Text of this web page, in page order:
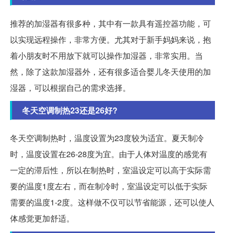
推荐的加湿器有很多种，其中有一款具有遥控器功能，可
以实现远程操作，非常方便。尤其对于新手妈妈来说，抱
着小朋友时不用放下就可以操作加湿器，非常实用。当
然，除了这款加湿器外，还有很多适合婴儿冬天使用的加
湿器，可以根据自己的需求选择。
冬天空调制热23还是26好?
冬天空调制热时，温度设置为23度较为适宜。夏天制冷
时，温度设置在26-28度为宜。由于人体对温度的感觉有
一定的滞后性，所以在制热时，室温设定可以高于实际需
要的温度1度左右，而在制冷时，室温设定可以低于实际
需要的温度1-2度。这样做不仅可以节省能源，还可以使人
体感觉更加舒适。